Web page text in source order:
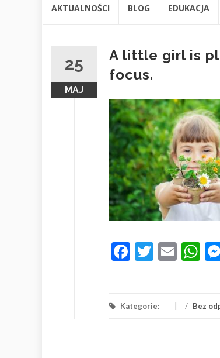
AKTUALNOŚCI BLOG EDUKACJA
25
MAJ
A little girl is
focus.
Facebook
Twitter
Email
Kategorie: / Bez